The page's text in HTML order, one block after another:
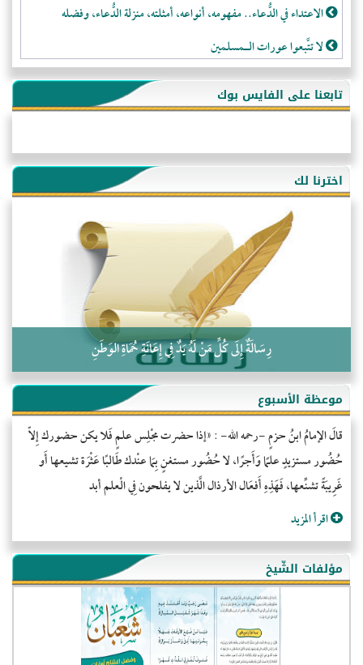
الاعتداء في الدُّعاء.. مفهومه، أنواعه، أمثلته، منزلة الدُّعاء، وفضله
لا تتَّبعوا عورات الـمسلمين
فقه النَّصيحة عند الصَّحابة الكرام رضي الله عنهم
لَا عِزَّةَ إِلَّا بِالإِسْلَامِ
هذه سبيلنا فماذا تنقمون؟!
أُسُـسُ بَـيْـتِ الـمُسْـلِمِ
التَّعْلِيمُ القُرْآنِي
كلمة إلى إخواني السلفيين في الجزائر
تابعنا على الفايس بوك
اخترنا لك
رِسَالَةٌ إِلَى كُلِّ مَنْ لَهُ يَدٌ فِي إِعَانَةِ حُمَاةِ الوَطَنِ
موعظة الأسبوع
قالَ الإمامُ ابنُ حزمٍ -رحمه الله- : «إذا حضرت مجْلِس علمٍ فَلا يكن حضورك إِلاّ
حُضُور مستزيدٍ علمًا وَأَجرًا، لا حُضُور مستغنٍ بِمَا عنْدك طَالبًا عَثْرَة تشيعها أَو
غَرِيبَةً تشنِّعها، فَهَذِهِ أَفعَال الأرذال الَّذين لا يفلحون فِي الْعلم أبد
اقرأ المزيد
مؤلفات الشّيخ